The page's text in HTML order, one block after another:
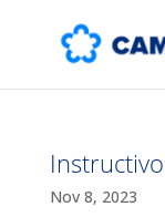
Nov 8, 2023